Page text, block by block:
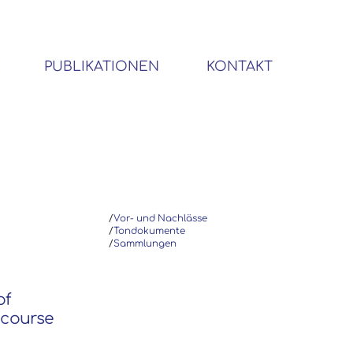
PUBLIKATIONEN KONTAKT
/Vor- und Nachlässe
/Tondokumente
/Sammlungen